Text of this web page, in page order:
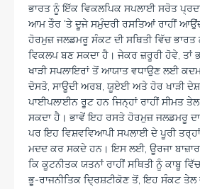
ਭਾਰਤ ਨੂੰ ਇੱਕ ਵਿਕਲਪਿਕ ਸਪਲਾਈ ਸਰੋਤ
ਆਮ ਤੌਰ ‘ਤੇ ਦੂਜੇ ਸਮੁੰਦਰੀ ਰਸਤਿਆਂ ਰਾਹੀਂ
ਹੋਰਮੁਜ਼ ਜਲਡਮਰੂ ਸੰਕਟ ਦੀ ਸਥਿਤੀ ਵਿੱਚ
ਵਿਕਲਪ ਬਣ ਸਕਦਾ ਹੈ। ਜੇਕਰ ਜ਼ਰੂਰੀ ਹੋਵੇ, ਤਾਂ
ਖਾੜੀ ਸਪਲਾਇਰਾਂ ਤੋਂ ਆਯਾਤ ਵਧਾਉਣ ਲਈ
ਦੋਸਤੋ, ਸਾਊਦੀ ਅਰਬ, ਯੂਏਈ ਅਤੇ ਹੋਰ ਖਾੜੀ
ਪਾਈਪਲਾਈਨ ਰੂਟ ਹਨ ਜਿਨ੍ਹਾਂ ਰਾਹੀਂ ਸੀਮਤ ਤੇਲ
ਸਕਦਾ ਹੈ। ਭਾਵੇਂ ਇਹ ਰਸਤੇ ਹੋਰਮੁਜ਼ ਜਲਡਮਰੂ ਦਾ
ਪਰ ਇਹ ਵਿਸ਼ਵਵਿਆਪੀ ਸਪਲਾਈ ਦੇ ਪੂਰੀ
ਮਦਦ ਕਰ ਸਕਦੇ ਹਨ। ਇਸ ਲਈ, ਊਰਜਾ
ਕਿ ਕੂਟਨੀਤਕ ਯਤਨਾਂ ਰਾਹੀਂ ਸਥਿਤੀ ਨੂੰ ਕਾਬੂ
ਭੂ-ਰਾਜਨੀਤਿਕ ਦ੍ਰਿਸ਼ਟੀਕੋਣ ਤੋਂ, ਇਹ ਸੰਕਟ ਤੇਲ